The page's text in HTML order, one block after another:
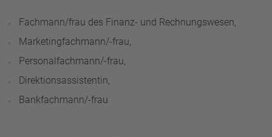
Fachmann/frau des Finanz- und Rechnungswesen,
Marketingfachmann/-frau,
Personalfachmann/-frau,
Direktionsassistentin,
Bankfachmann/-frau